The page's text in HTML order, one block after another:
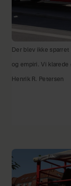
Der blev ikke
og empiri. Vi klarede
Henrik R. Petersen